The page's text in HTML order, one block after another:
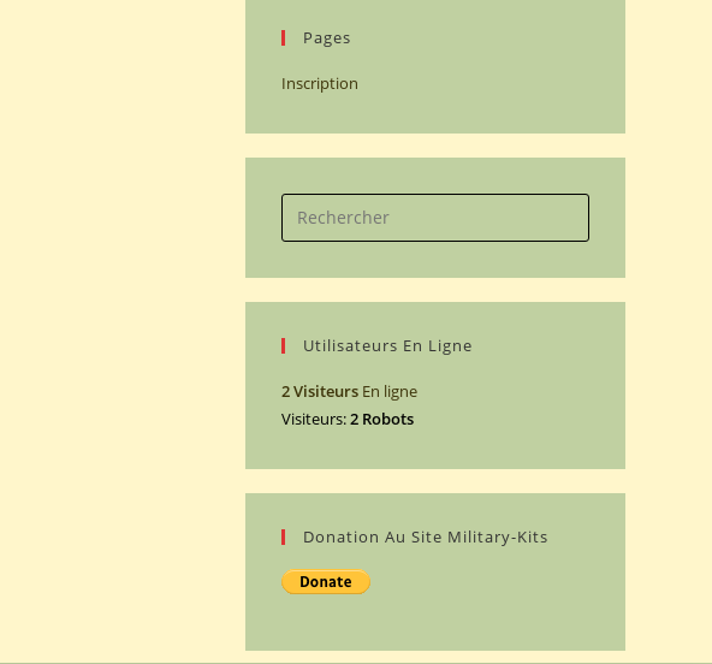
Pages
Inscription
Utilisateurs En Ligne
2 Visiteurs En ligne
Visiteurs:2 Robots
Donation Au Site Military-Kits